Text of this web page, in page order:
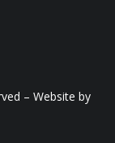
– Website by